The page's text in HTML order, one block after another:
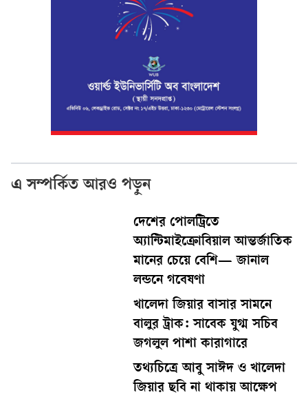
এ সম্পর্কিত আরও পড়ুন
দেশের পোলট্রিতে
অ্যান্টিমাইক্রোবিয়াল আন্তর্জাতিক
মানের চেয়ে বেশি— জানাল
লন্ডনে গবেষণা
খালেদা জিয়ার বাসার সামনে
বালুর ট্রাক: সাবেক যুগ্ম সচিব
জগলুল পাশা কারাগারে
তথ্যচিত্রে আবু সাঈদ ও খালেদা
জিয়ার ছবি না থাকায় আক্ষেপ